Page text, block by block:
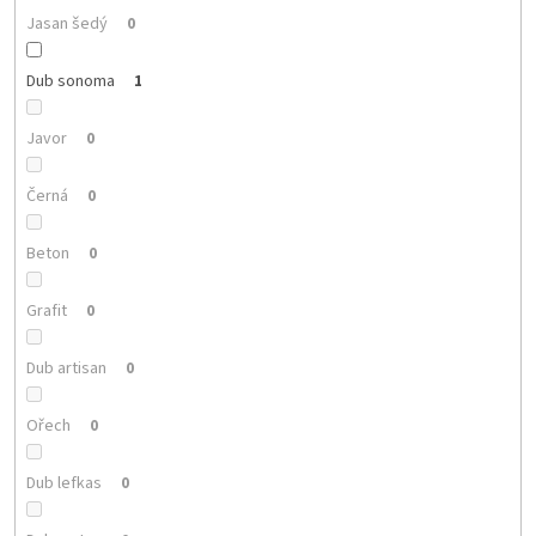
Jasan šedý 0
Dub sonoma 1
Javor 0
Černá 0
Beton 0
Grafit 0
Dub artisan 0
Ořech 0
Dub lefkas 0